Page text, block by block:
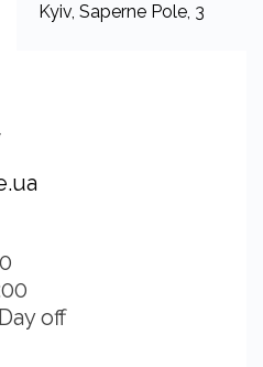
Kyiv, Saperne Pole, 3
off